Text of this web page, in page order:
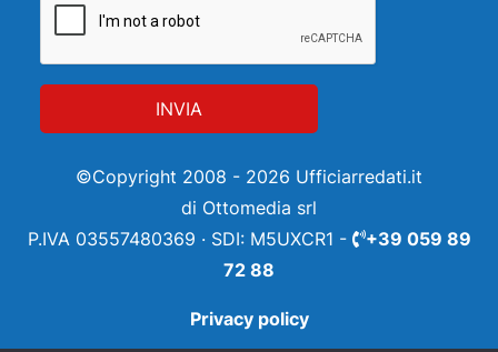
©Copyright 2008 - 2026 Ufficiarredati.it
di Ottomedia srl
P.IVA 03557480369 · SDI: M5UXCR1 -
+39 059 89
72 88
Privacy policy